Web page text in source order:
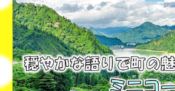
▼三浦海岸海水浴場（MIURA FUN BEACH
▼風情ある温泉地「下賀茂温泉」
おります。
相模原市のスポーツ振興に深く関わって
ポーツ宣伝大臣として市民のスポーツ参
づくりの実現に向けて活動しています。